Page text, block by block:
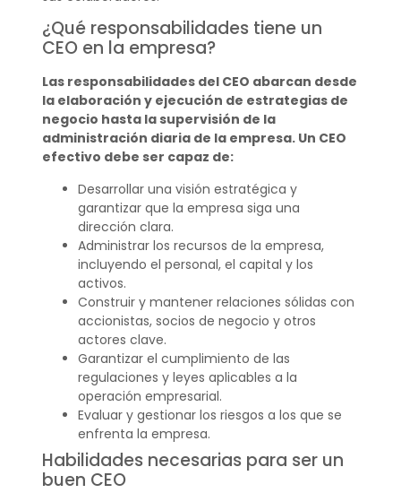
¿Qué responsabilidades tiene un
CEO en la empresa?
Las responsabilidades del CEO abarcan desde
la elaboración y ejecución de estrategias de
negocio hasta la supervisión de la
administración diaria de la empresa. Un CEO
efectivo debe ser capaz de:
Desarrollar una visión estratégica y
garantizar que la empresa siga una
dirección clara.
Administrar los recursos de la empresa,
incluyendo el personal, el capital y los
activos.
Construir y mantener relaciones sólidas con
accionistas, socios de negocio y otros
actores clave.
Garantizar el cumplimiento de las
regulaciones y leyes aplicables a la
operación empresarial.
Evaluar y gestionar los riesgos a los que se
enfrenta la empresa.
Habilidades necesarias para ser un
buen CEO